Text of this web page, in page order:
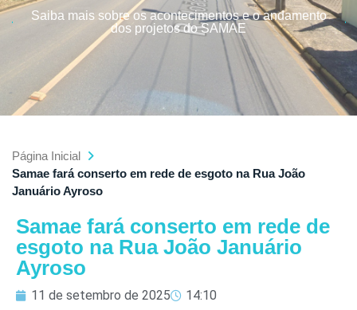
Saiba mais sobre os acontecimentos e o andamento
dos projetos do SAMAE
Página Inicial
Samae fará conserto em rede de esgoto na Rua João
Januário Ayroso
Samae fará conserto em rede de
esgoto na Rua João Januário
Ayroso
11 de setembro de 2025 14:10